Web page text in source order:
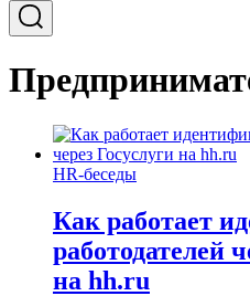
HR-беседы
Как работает
работодателей
на hh.ru